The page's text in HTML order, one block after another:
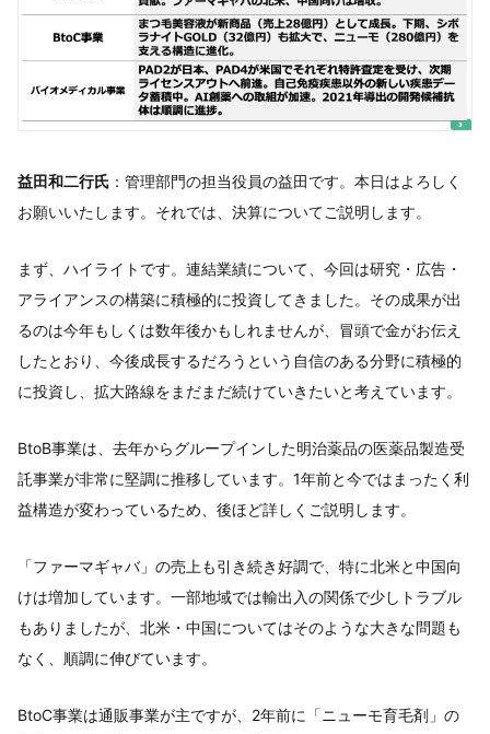
益田和二行氏 ：管理部門の担当役員の益田です。本日はよろしく
お願いいたします。それでは、決算についてご説明します。
まず、ハイライトです。連結業績について、今回は研究・広告・
アライアンスの構築に積極的に投資してきました。その成果が出
るのは今年もしくは数年後かもしれませんが、冒頭で金がお伝え
したとおり、今後成長するだろうという自信のある分野に積極的
に投資し、拡大路線をまだまだ続けていきたいと考えています。
BtoB事業は、去年からグループインした明治薬品の医薬品製造受
託事業が非常に堅調に推移しています。1年前と今ではまったく利
益構造が変わっているため、後ほど詳しくご説明します。
「ファーマギャバ」の売上も引き続き好調で、特に北米と中国向
けは増加しています。一部地域では輸出入の関係で少しトラブル
もありましたが、北米・中国についてはそのような大きな問題も
なく、順調に伸びています。
BtoC事業は通販事業が主ですが、2年前に「ニューモ育毛剤」の